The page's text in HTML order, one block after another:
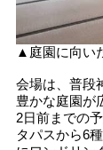
▲庭園に向い
会場は、普段
豊かな庭園が
2日前までの
タパスから6